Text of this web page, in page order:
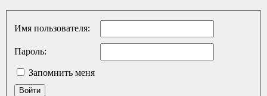
Имя пользователя:
Пароль:
Запомнить меня
Войти